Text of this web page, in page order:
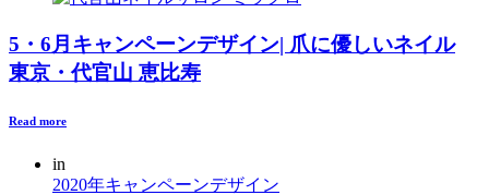
5・6月キャンペーンデザイン| 爪に優しいネイル
東京・代官山 恵比寿
Read more
in
2020年キャンペーンデザイン